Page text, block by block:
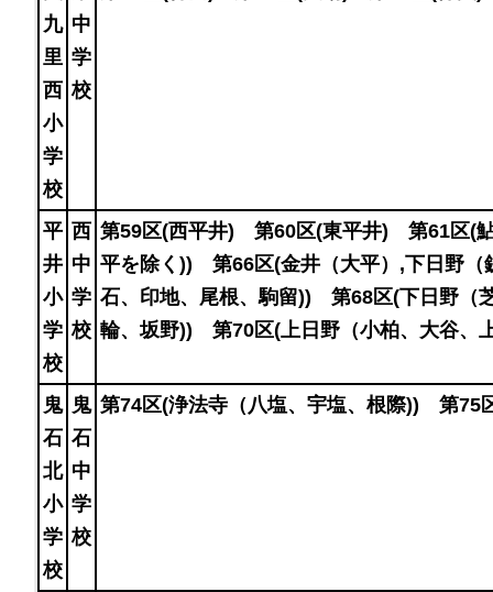
九
里
西
小
学
校
中
学
校
平
井
小
学
校
西
中
学
校
第59区(西平井) 第60区(東平井) 第61区(
平を除く)) 第66区(金井（大平）,下日野
石、印地、尾根、駒留)) 第68区(下日野（
輪、坂野)) 第70区(上日野（小柏、大谷、
鬼
石
北
小
学
校
鬼
石
中
学
校
第74区(浄法寺（八塩、宇塩、根際)) 第75